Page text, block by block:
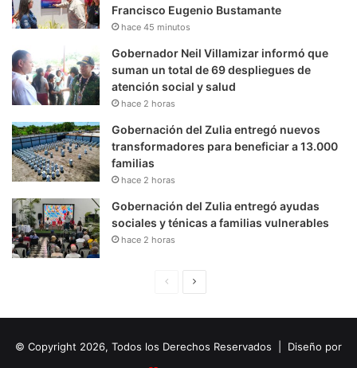
Francisco Eugenio Bustamante
hace 45 minutos
Gobernador Neil Villamizar informó que
suman un total de 69 despliegues de
atención social y salud
hace 2 horas
Gobernación del Zulia entregó nuevos
transformadores para beneficiar a 13.000
familias
hace 2 horas
Gobernación del Zulia entregó ayudas
sociales y ténicas a familias vulnerables
hace 2 horas
i
u
© Copyright 2026, Todos los Derechos Reservados | Diseño por